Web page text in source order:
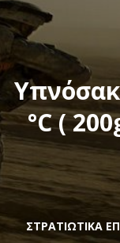
°C (
ΣΤΡΑΤΙΩΤΙΚΑ